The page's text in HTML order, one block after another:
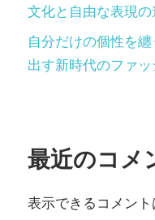
文化と自由な表現
自分だけの個性を
出す新時代のファ
最近のコメ
表示できるコメント